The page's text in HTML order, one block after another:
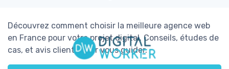
Découvrez comment choisir la meilleure agence web
en France pour votre projet digital. Conseils, études de
cas, et avis clients pour vous guider.